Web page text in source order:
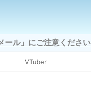
ール」にご注意ください
VTuber